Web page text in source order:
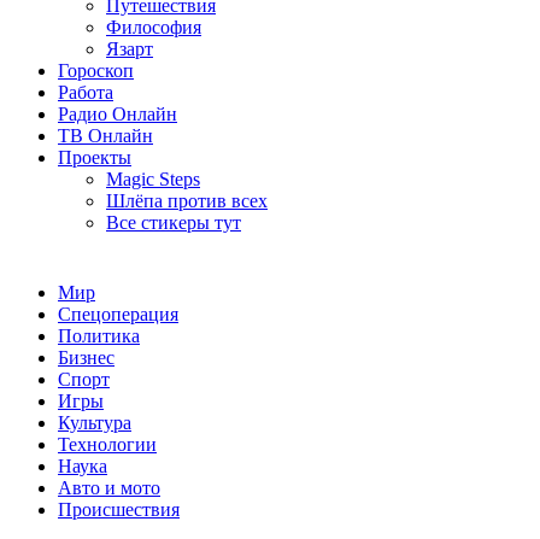
Путешествия
Философия
Язарт
Гороскоп
Работа
Радио Онлайн
ТВ Онлайн
Проекты
Magic Steps
Шлёпа против всех
Все стикеры тут
Мир
Спецоперация
Политика
Бизнес
Спорт
Игры
Культура
Технологии
Наука
Авто и мото
Происшествия